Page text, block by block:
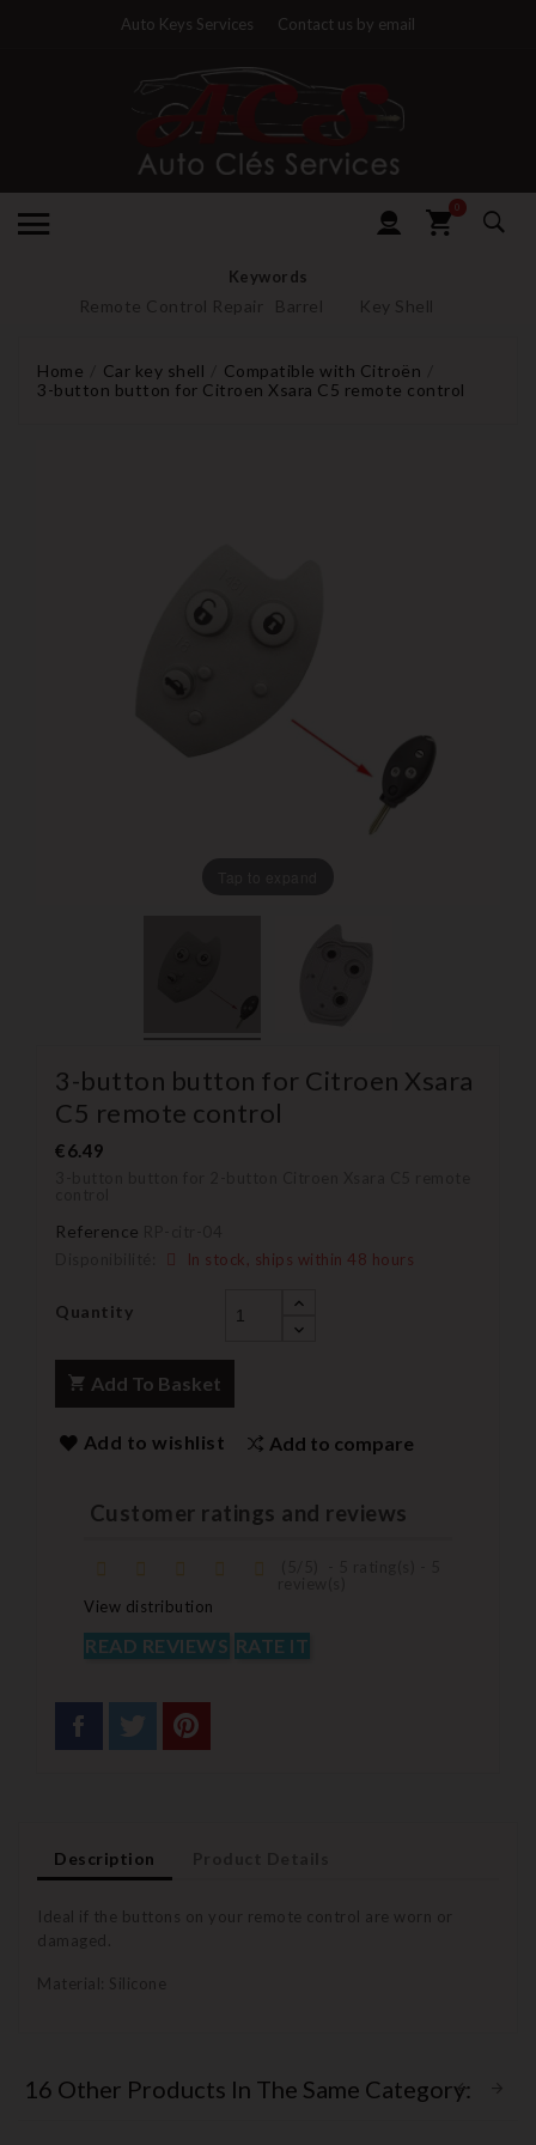
Auto Keys Services Contact us by email
0
Keywords
Remote Control Repair Barrel Key Shell
Home Car key shell
Compatible with Citroën
3-button button for Citroen Xsara C5 remote control
3-button button for Citroen Xsara
C5 remote control
€6.49
Reference
In stock, ships within 48 hours
Quantity
Add To Basket
Add to wishlist Add to compare
Customer ratings and reviews
View distribution
READ REVIEWS RATE IT
Description
Ideal if the buttons on your remote control are worn or
damaged.
Material: Silicone
16 Other Products In The Same Category: